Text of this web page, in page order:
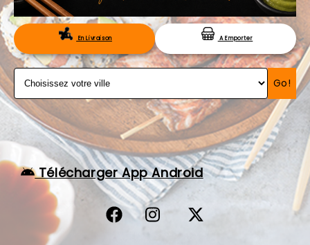
C.G.V
RÉSERVATIONEn Livraison A Emporter
Go!
Télécharger App Android